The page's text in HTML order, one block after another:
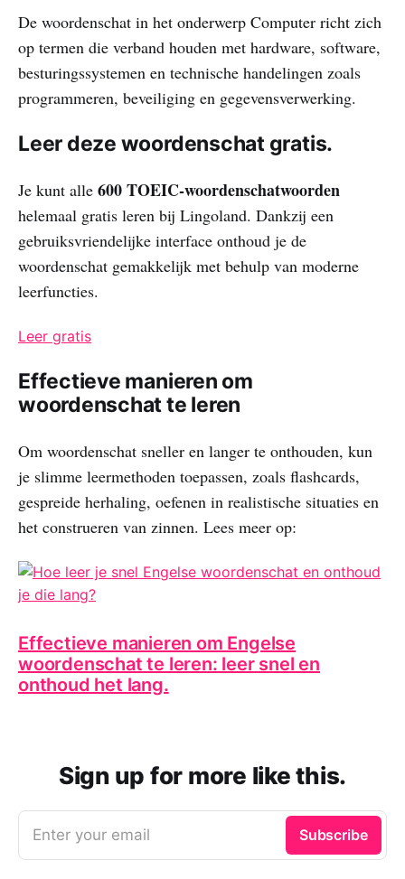
De woordenschat in het onderwerp Computer richt zich
op termen die verband houden met hardware, software,
besturingssystemen en technische handelingen zoals
programmeren, beveiliging en gegevensverwerking.
Leer deze woordenschat gratis.
Je kunt alle 600 TOEIC-woordenschatwoorden
helemaal gratis leren bij Lingoland. Dankzij een
gebruiksvriendelijke interface onthoud je de
woordenschat gemakkelijk met behulp van moderne
leerfuncties.
Leer gratis
Effectieve manieren om
woordenschat te leren
Om woordenschat sneller en langer te onthouden, kun
je slimme leermethoden toepassen, zoals flashcards,
gespreide herhaling, oefenen in realistische situaties en
het construeren van zinnen. Lees meer op:
Effectieve manieren om Engelse
woordenschat te leren: leer snel en
onthoud het lang.
Sign up for more like this.
Enter your email Subscribe